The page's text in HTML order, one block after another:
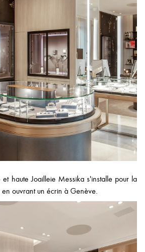
haute Joailleie Messika s'installe pour la
en ouvrant un écrin à Genève.